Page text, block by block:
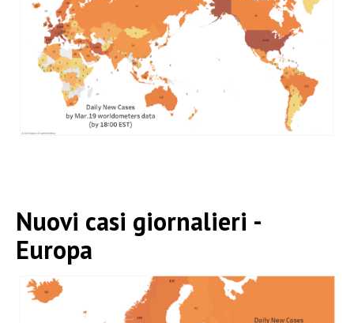
Nuovi casi giornalieri -
Europa